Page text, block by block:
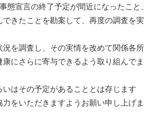
態宣言の終了予定が間近になったこと、
きたことを勘案して、再度の調査を実
を調査し、その実情を改めて関係各所
にさらに寄与できるよう取り組んでま
はその予定があることとは存じます
をいただきますようお願い申し上げま